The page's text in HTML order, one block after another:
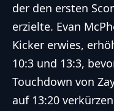
der den ersten
erzielte. Evan
Kicker erwies,
10:3 und 13:3,
Touchdown von
auf 13:20